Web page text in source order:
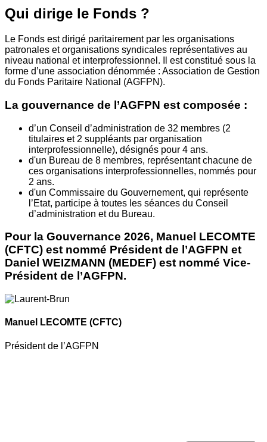
Qui dirige le Fonds ?
Le Fonds est dirigé paritairement par les organisations
patronales et organisations syndicales représentatives au
niveau national et interprofessionnel. Il est constitué sous la
forme d’une association dénommée : Association de Gestion
du Fonds Paritaire National (AGFPN).
La gouvernance de l’AGFPN est composée :
d’un Conseil d’administration de 32 membres (2
titulaires et 2 suppléants par organisation
interprofessionnelle), désignés pour 4 ans.
d'un Bureau de 8 membres, représentant chacune de
ces organisations interprofessionnelles, nommés pour
2 ans.
d'un Commissaire du Gouvernement, qui représente
l’Etat, participe à toutes les séances du Conseil
d’administration et du Bureau.
Pour la Gouvernance 2026, Manuel LECOMTE
(CFTC) est nommé Président de l’AGFPN et
Daniel WEIZMANN (MEDEF) est nommé Vice-
Président de l’AGFPN.
Manuel LECOMTE (CFTC)
Président de l’AGFPN